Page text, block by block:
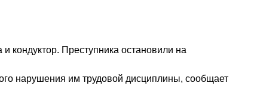
кондуктор. Преступника остановили на
нарушения им трудовой дисциплины, сообщает